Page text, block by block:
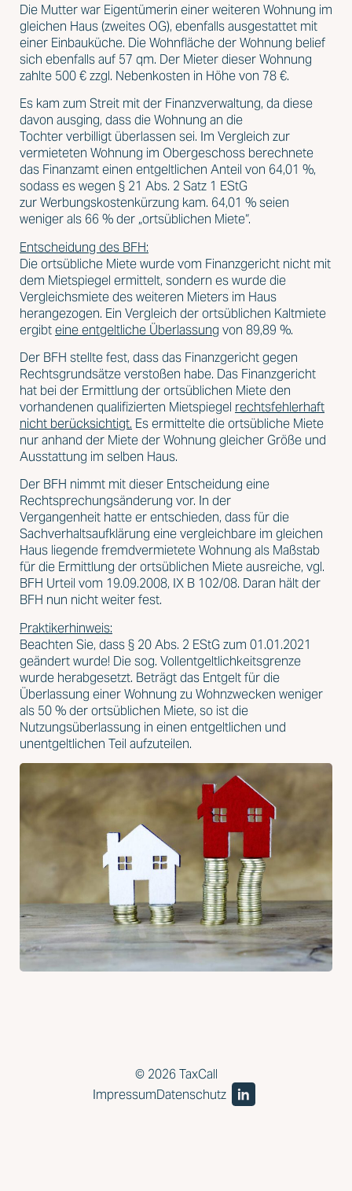
Die Mutter war Eigentümerin einer weiteren Wohnung im
gleichen Haus (zweites OG), ebenfalls ausgestattet mit
einer Einbauküche. Die Wohnfläche der Wohnung belief
sich ebenfalls auf 57 qm. Der Mieter dieser Wohnung
zahlte 500 € zzgl. Nebenkosten in Höhe von 78 €.
Es kam zum Streit mit der Finanzverwaltung, da diese
davon ausging, dass die Wohnung an die
Tochter verbilligt überlassen sei. Im Vergleich zur
vermieteten Wohnung im Obergeschoss berechnete
das Finanzamt einen entgeltlichen Anteil von 64,01 %,
sodass es wegen § 21 Abs. 2 Satz 1 EStG
zur Werbungskostenkürzung kam. 64,01 % seien
weniger als 66 % der „ortsüblichen Miete“.
Entscheidung des BFH:
Die ortsübliche Miete wurde vom Finanzgericht nicht mit
dem Mietspiegel ermittelt, sondern es wurde die
Vergleichsmiete des weiteren Mieters im Haus
herangezogen. Ein Vergleich der ortsüblichen Kaltmiete
ergibteine entgeltliche Überlassung von 89,89 %.
Der BFH stellte fest, dass das Finanzgericht gegen
Rechtsgrundsätze verstoßen habe. Das Finanzgericht
hat bei der Ermittlung der ortsüblichen Miete den
vorhandenen qualifizierten Mietspiegel rechtsfehlerhaft
nicht berücksichtigt. Es ermittelte die ortsübliche Miete
nur anhand der Miete der Wohnung gleicher Größe und
Ausstattung im selben Haus.
Der BFH nimmt mit dieser Entscheidung eine
Rechtsprechungsänderung vor. In der
Vergangenheit hatte er entschieden, dass für die
Sachverhaltsaufklärung eine vergleichbare im gleichen
Haus liegende fremdvermietete Wohnung als Maßstab
für die Ermittlung der ortsüblichen Miete ausreiche, vgl.
BFH Urteil vom 19.09.2008, IX B 102/08. Daran hält der
BFH nun nicht weiter fest.
Praktikerhinweis:
Beachten Sie, dass § 20 Abs. 2 EStG zum 01.01.2021
geändert wurde! Die sog. Vollentgeltlichkeitsgrenze
wurde herabgesetzt. Beträgt das Entgelt für die
Überlassung einer Wohnung zu Wohnzwecken weniger
als 50 % der ortsüblichen Miete, so ist die
Nutzungsüberlassung in einen entgeltlichen und
unentgeltlichen Teil aufzuteilen.
© 2026 TaxCall
ImpressumDatenschutz